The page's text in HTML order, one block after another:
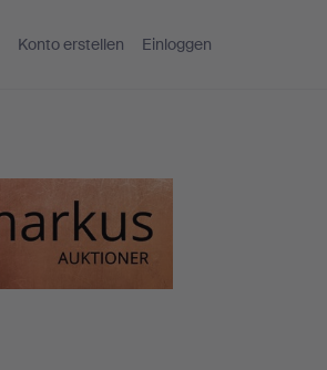
Konto erstellen Einloggen